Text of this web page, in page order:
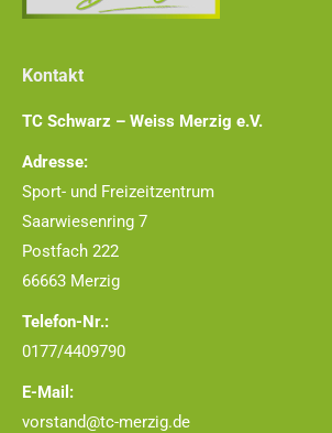
Kontakt
TC Schwarz – Weiss Merzig e.V.
Adresse:
Sport- und Freizeitzentrum
Saarwiesenring 7
Postfach 222
66663 Merzig
Telefon-Nr.:
0177/4409790
E-Mail:
vorstand@tc-merzig.de